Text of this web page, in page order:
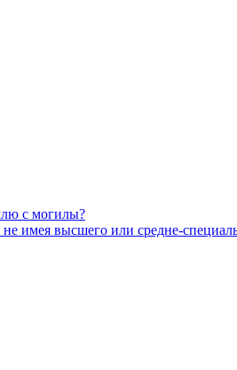
с могилы?
имея высшего или средне-